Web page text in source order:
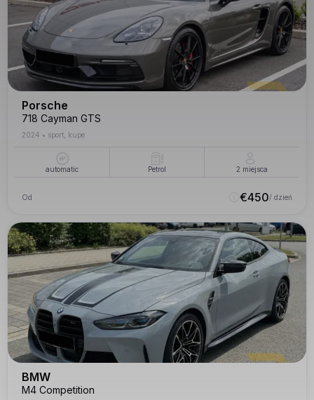
Porsche
718 Cayman GTS
2024 • sport, kupe
automatic Petrol 2 miejsca
Od €450/ dzień
BMW
M4 Competition